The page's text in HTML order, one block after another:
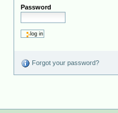
Password
Forgot your password?